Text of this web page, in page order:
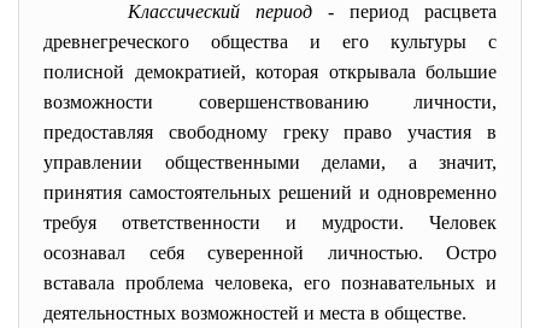
Классический период - период расцвета
древнегреческого общества и его культуры с
полисной демократией, которая открывала большие
возможности совершенствованию личности,
предоставляя свободному греку право участия в
управлении общественными делами, а значит,
принятия самостоятельных решений и одновременно
требуя ответственности и мудрости. Человек
осознавал себя суверенной личностью. Остро
вставала проблема человека, его познавательных и
деятельностных возможностей и места в обществе.